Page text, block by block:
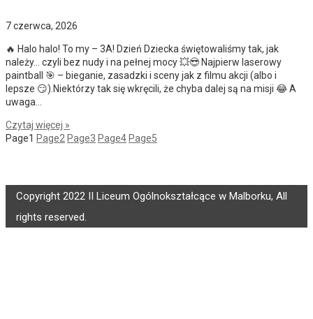
7 czerwca, 2026
🔥 Halo halo! To my – 3A! Dzień Dziecka świętowaliśmy tak, jak
należy… czyli bez nudy i na pełnej mocy 💥😎 Najpierw laserowy
paintball 🎯 – bieganie, zasadzki i sceny jak z filmu akcji (albo i
lepsze 😏).Niektórzy tak się wkręcili, że chyba dalej są na misji 😂 A
uwaga…
Czytaj więcej »
Page1 Page2 Page3 Page4 Page5
Copyright 2022 II Liceum Ogólnokształcące w Malborku, All
rights reserved.